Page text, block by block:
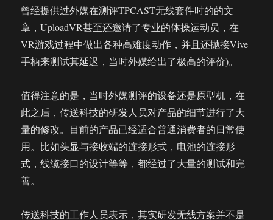
曾经提供过外媒在测评TPCAST无线套件时的的文
章，UploadVR甚至还邀请了专业的体操运动员，在
VR游戏过程中做出各种高难度动作，并且还抛接Vive
手柄来测试其延迟，当时外媒给出了极高的评价)。
值得注意的是，当时外媒测评的设备还是原型机，在
此之后，传送科技的研发人员对产品的细节进行了大
量的修改。目前的产品已经适合普通消费者的日常使
用。比如头显与接收端的连接形式，电池的连接形
式，线缆接口的设计等等，都经过了大量的测试和完
善。
传送科技的工作人员表示，其实研发无线方案并不是